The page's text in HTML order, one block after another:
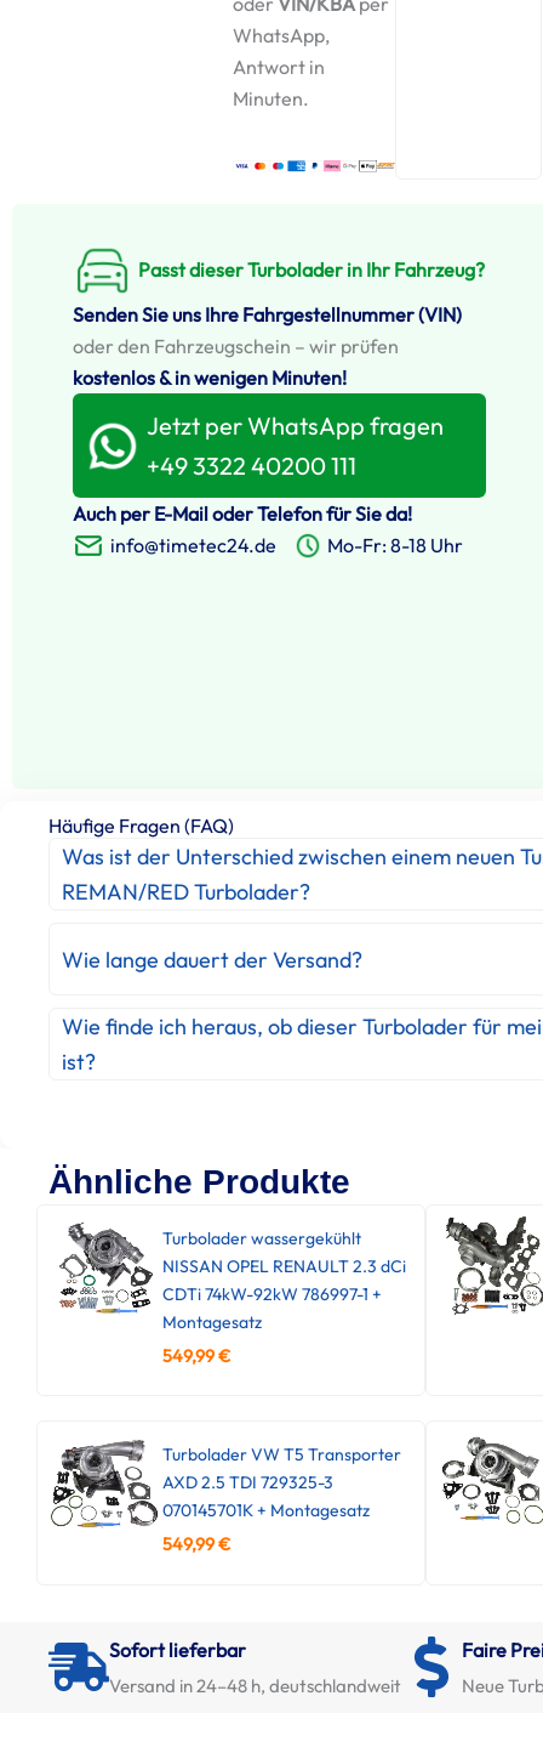
WhatsApp,
Antwort in
Minuten.
Passt dieser Turbolader in Ihr Fahrzeug?
Senden Sie uns Ihre Fahrgestellnummer (VIN)
oder den Fahrzeugschein – wir prüfen
kostenlos & in wenigen Minuten!
Jetzt per WhatsApp fragen
+49 3322 40200 111
Auch per E-Mail oder Telefon für Sie da!
info@timetec24.de
Mo-Fr: 8-18 Uhr
Häufige Fragen (FAQ)
Was ist der Unterschied zwischen einem neuen
REMAN/RED Turbolader?
Wie lange dauert der Versand?
Wie finde ich heraus, ob dieser Turbolader für
ist?
Ähnliche Produkte
Turbolader wassergekühlt
NISSAN OPEL RENAULT 2.3 dCi
CDTi 74kW-92kW 786997-1 +
Montagesatz
549,99€
Turbolader VW T5 Transporter
AXD 2.5 TDI 729325-3
070145701K + Montagesatz
549,99€
Sofort lieferbar
Versand in 24–48 h, deutschlandweit
Faire
Neue